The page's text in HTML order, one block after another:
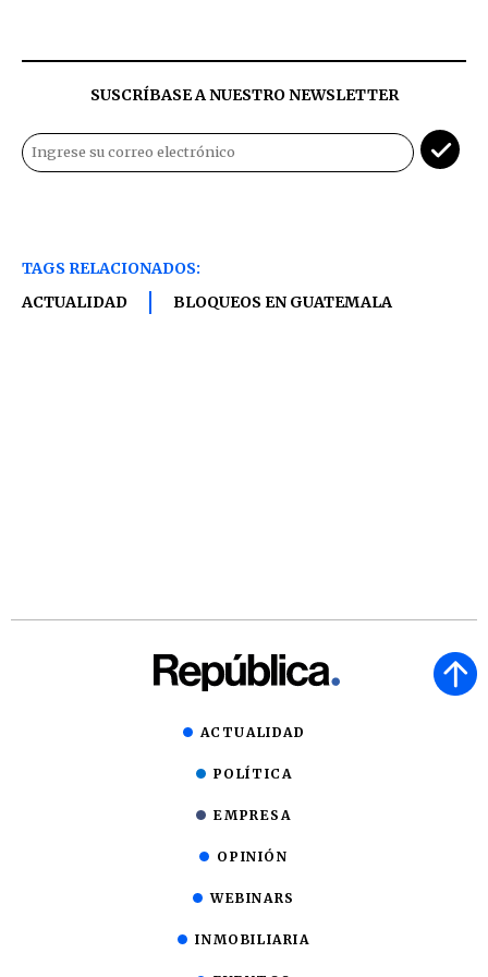
SUSCRÍBASE A NUESTRO NEWSLETTER
TAGS RELACIONADOS:
ACTUALIDAD
BLOQUEOS EN GUATEMALA
ACTUALIDAD
POLÍTICA
EMPRESA
OPINIÓN
WEBINARS
INMOBILIARIA